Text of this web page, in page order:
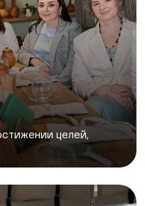
целей,